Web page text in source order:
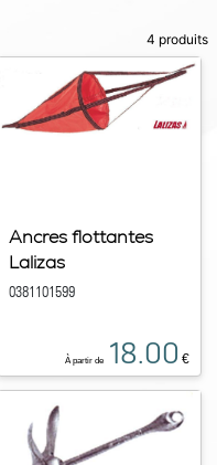
4 produits
Ancres flottantes
Lalizas
0381101599
À partir de 18.00 €